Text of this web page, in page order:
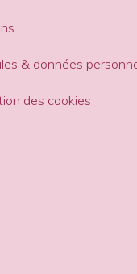
& données
des cookies